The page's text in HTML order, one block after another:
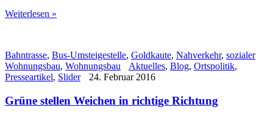
Weiterlesen »
Bahntrasse, Bus-Umsteigestelle, Goldkaute, Nahverkehr, sozialer
Wohnungsbau, Wohnungsbau Aktuelles, Blog, Ortspolitik,
Presseartikel, Slider 24. Februar 2016
Grüne stellen Weichen in richtige Richtung